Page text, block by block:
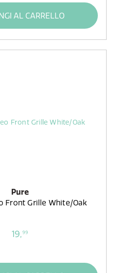
AL CARRELLO
Pure
Front Grille White/Oak
19,99